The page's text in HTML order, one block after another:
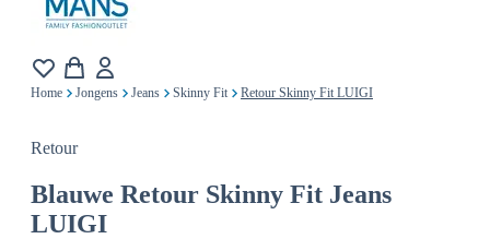
Home Jongens Jeans Skinny Fit Retour Skinny Fit LUIGI
Retour
Blauwe Retour Skinny Fit Jeans
LUIGI